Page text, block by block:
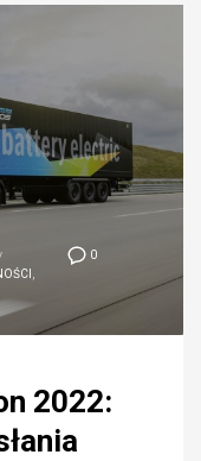
0
,
2022: